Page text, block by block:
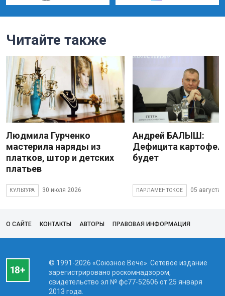
Читайте также
Людмила Гурченко
мастерила наряды из
платков, штор и детских
платьев
КУЛЬТУРА 30 июля 2026
Андрей БАЛЫШ:
Дефицита
будет
ПАРЛАМЕНТСКОЕ 05 августа
О САЙТЕ КОНТАКТЫ АВТОРЫ ПРАВОВАЯ ИНФОРМАЦИЯ
© 1991-2026 «Союзное Вече». Сетевое издание
зарегистрировано роскомнадзором,
свидетельство эл № фc77-52606 от 25 января
2013 года.